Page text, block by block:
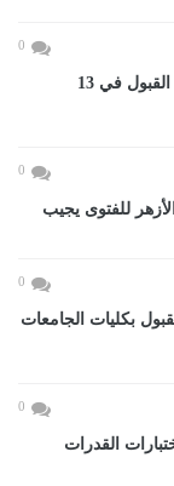
0
تنسيق الثانوى العام 2027.. اعرف درجات القبول في 13
0
للفتوى يجيب
0
والقبول بكليات الجامعات
0
لاختبارات القدرات